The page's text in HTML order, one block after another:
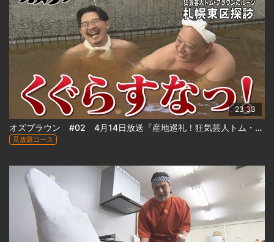
23:33
オズブラウン #02 4月14日放送『産地巡礼！狂気芸人トム・ブラウンのルーツ札幌東区探訪(後編)』
見放題コース